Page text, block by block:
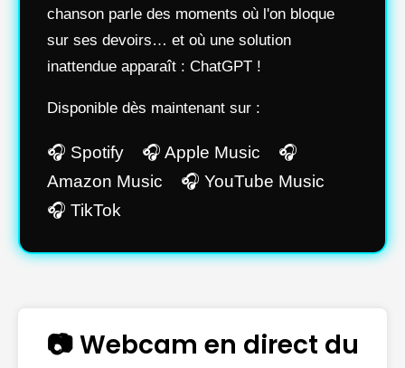
chanson parle des moments où l'on bloque
sur ses devoirs… et où une solution
inattendue apparaît : ChatGPT !
Disponible dès maintenant sur :
🎧 Spotify 🎧 Apple Music 🎧
Amazon Music 🎧 YouTube Music
🎧 TikTok
📷 Webcam en direct du